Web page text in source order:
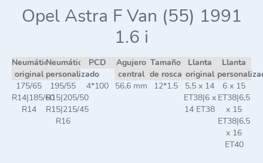
Opel Astra F Van (55) 1991
1.6 i
Neumático
original
Neumático
personalizado
PCD
Agujero
central
Tamaño
de rosca
Llanta
original
Llanta
175/65
R14|185/60
R14
195/55
R15|205/50
R15|215/45
R16
4*100 56,6 mm 12*1.5
5,5 x 14
ET38|6 x
14 ET38
6 x 15
ET38|6,5
x 15
ET38|6,5
x 16
ET40